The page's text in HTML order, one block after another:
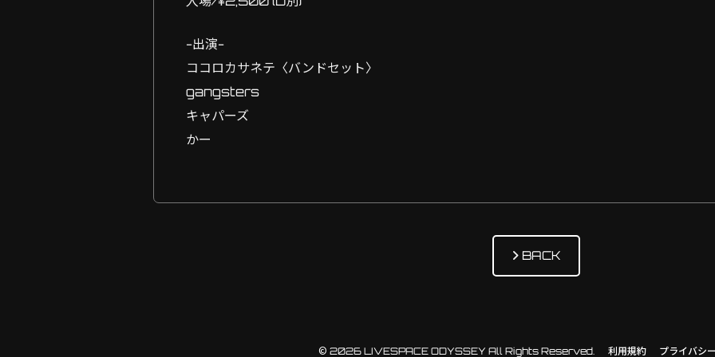
-出演-
ココロカサネテ〈バンドセット〉
gangsters
キャパーズ
かー
BACK
© 2026 LIVESPACE ODYSSEY All Rights Reserved. 利用規約 プライバシ